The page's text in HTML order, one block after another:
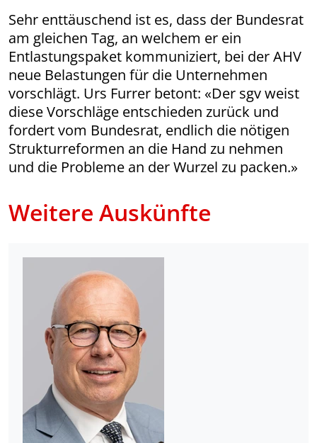
Sehr enttäuschend ist es, dass der Bundesrat
am gleichen Tag, an welchem er ein
Entlastungspaket kommuniziert, bei der AHV
neue Belastungen für die Unternehmen
vorschlägt. Urs Furrer betont: «Der sgv weist
diese Vorschläge entschieden zurück und
fordert vom Bundesrat, endlich die nötigen
Strukturreformen an die Hand zu nehmen
und die Probleme an der Wurzel zu packen.»
Weitere Auskünfte